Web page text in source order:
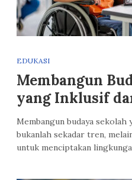
EDUKASI
Membangun
yang Inklusif
Membangun budaya sekolah
bukanlah sekadar tren,
untuk menciptakan